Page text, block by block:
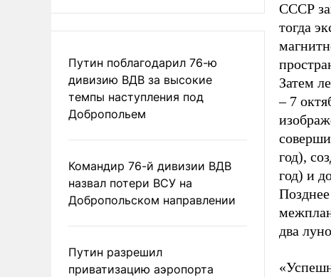
Путин поблагодарил 76-ю
дивизию ВДВ за высокие
темпы наступления под
Добропольем
Командир 76-й дивизии ВДВ
назвал потери ВСУ на
Добропольском направлении
Путин разрешил
приватизацию аэропорта
СССР
тогда
Затем
– 7
год),
год) и
два